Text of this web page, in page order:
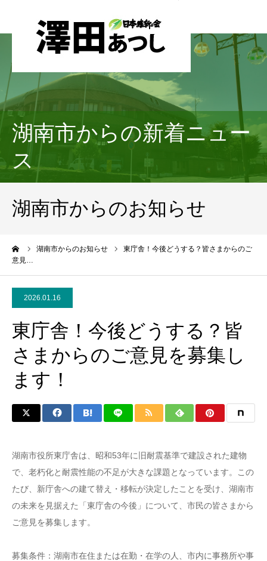
湖南市からの新着ニュー
ス
湖南市からのお知らせ
湖南市からのお知らせ
東庁舎！今後どうする？皆さまからのご
意見…
2026.01.16
東庁舎！今後どうする？皆
さまからのご意見を募集し
ます！
湖南市役所東庁舎は、昭和53年に旧耐震基準で建設された建物
で、老朽化と耐震性能の不足が大きな課題となっています。この
たび、新庁舎への建て替え・移転が決定したことを受け、湖南市
の未来を見据えた「東庁舎の今後」について、市民の皆さまから
ご意見を募集します。
募集条件：湖南市在住または在勤・在学の人、市内に事務所や事